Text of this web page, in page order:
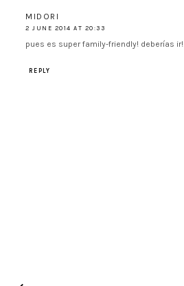
MIDORI
2 JUNE 2014 AT 20:33
pues es super family-friendly! deberías ir!
REPLY